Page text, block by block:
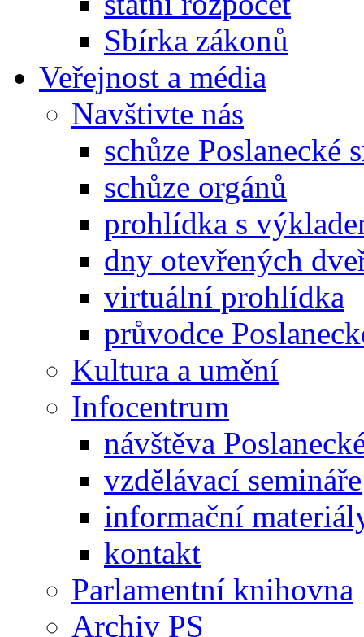
Sbírka zákonů
Veřejnost a média
Navštivte nás
schůze Poslanecké
schůze orgánů
prohlídka s
dny otevřených
virtuální prohlídka
průvodce
Kultura a umění
Infocentrum
návštěva
vzdělávací semináře
informační
kontakt
Parlamentní knihovna
Archiv PS